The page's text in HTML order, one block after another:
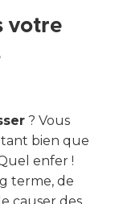
votre
? Vous
tant bien que
enfer !
terme, de